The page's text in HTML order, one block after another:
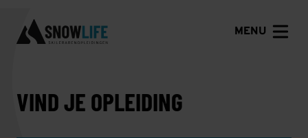
MENU
VIND JE OPLEIDING